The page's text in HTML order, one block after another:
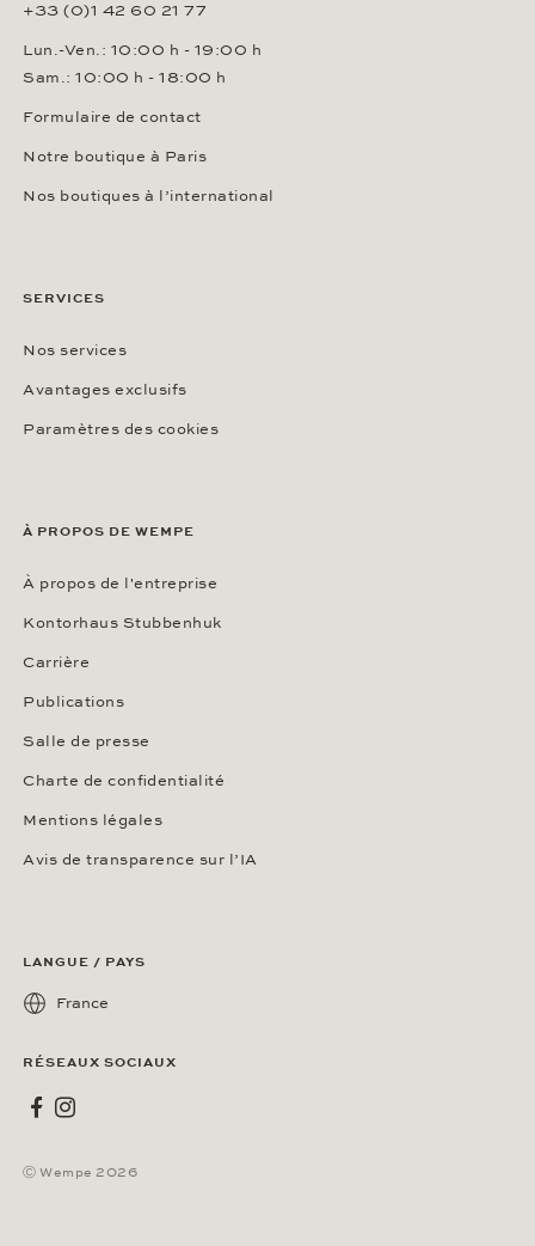
+33 (0)1 42 60 21 77
Lun.-Ven.: 10:00 h - 19:00 h
Sam.: 10:00 h - 18:00 h
Formulaire de contact
Notre boutique à Paris
Nos boutiques à l’international
SERVICES
Nos services
Avantages exclusifs
Paramètres des cookies
À PROPOS DE WEMPE
À propos de l'entreprise
Kontorhaus Stubbenhuk
Carrière
Publications
Salle de presse
Charte de confidentialité
Mentions légales
Avis de transparence sur l’IA
LANGUE / PAYS
France
RÉSEAUX SOCIAUX
Wempe sur Facebook
Wempe sur Instagram
Ⓒ Wempe 2026